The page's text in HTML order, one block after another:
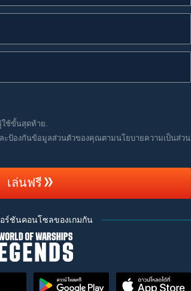
ช้ขั้นสุดท้าย.
ะป้องกันข้อมูลส่วนตัวของคุณตามนโยบายความเป็นส่วน
เล่นฟรี
อร์ชันคอนโซลของเกมกัน